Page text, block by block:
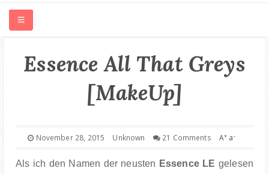
Essence All That Greys
[MakeUp]
November 28, 2015 Unknown 21 Comments A+ a-
Als ich den Namen der neusten Essence LE gelesen